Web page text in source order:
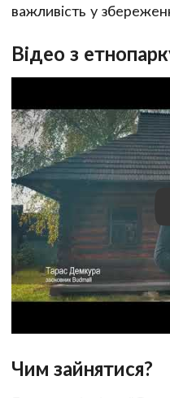
важливість у
Відео з
Чим зайнятися?